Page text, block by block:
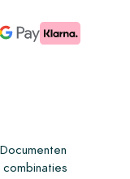
Documenten